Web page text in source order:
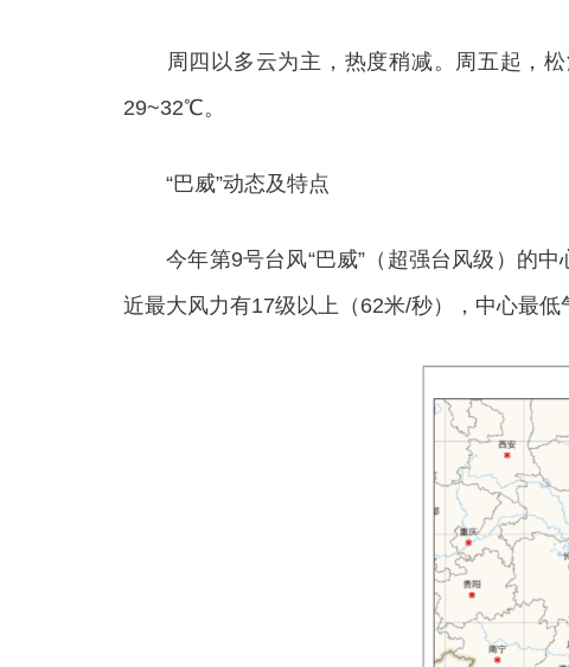
周四以多云为主，热度稍减。周五起，松
29~32℃。
“巴威”动态及特点
今年第9号台风“巴威”（超强台风级）的中
近最大风力有17级以上（62米/秒），中心最低